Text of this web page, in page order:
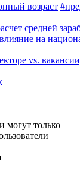
возраст
средней
на
vs.
могут только